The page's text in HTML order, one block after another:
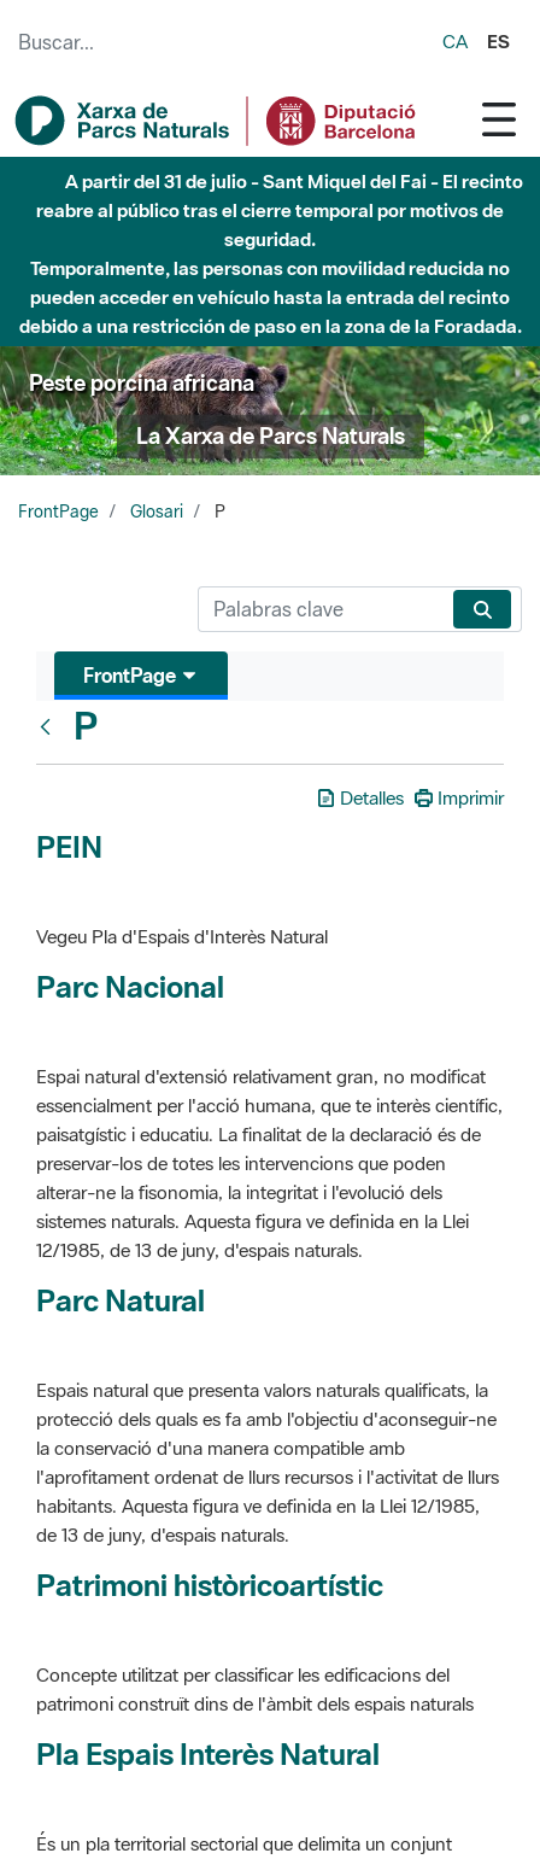
CA ES
Hasta diciembre de 2026 - Parque Fluvial Besós -
Afectaciones en el cauce del Parque Fluvial del Besòs debido
a obras de construcción de una pasarela sobre el río
Peste porcina africana
La Xarxa de Parcs Naturals
FrontPage Glosari P
Glosari
P
PEIN
Vegeu Pla d'Espais d'Interès Natural
Espai natural d'extensió relativament gran, no modificat
preservar-los de totes les intervencions que poden
alterar-ne la fisonomia, la integritat i l'evolució dels
sistemes naturals. Aquesta figura ve definida en la Llei
12/1985, de 13 de juny, d'espais naturals.
Parc Natural
Espais natural que presenta valors naturals qualificats, la
l'aprofitament ordenat de llurs recursos i l'activitat de llurs
habitants. Aquesta figura ve definida en la Llei 12/1985,
de 13 de juny, d'espais naturals.
Patrimoni històricoartístic
Concepte utilitzat per classificar les edificacions del
Pla Espais Interès Natural
És un pla territorial sectorial que delimita un conjunt
món rural assegurant el menteniment i millora de les